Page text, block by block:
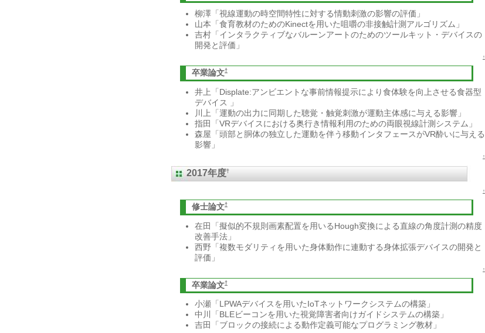
柳澤「視線運動の時空間特性に対する情動刺激の影響の評価」
山本「食育教材のためのKinectを用いた咀嚼の非接触計測アルゴリズム」
吉村「インタラクティブなバルーンアートのためのツールキット・デバイスの
開発と評価」
↑
卒業論文†
井上「Displate:アンビエントな事前情報提示により食体験を向上させる食器型
デバイス 」
川上「運動の出力に同期した聴覚・触覚刺激が運動主体感に与える影響」
指田「VRデバイスにおける奥行き情報利用のための両眼視線計測システム」
森屋「頭部と胴体の独立した運動を伴う移動 インタフェースがVR酔いに与える
影響」
↑
2017年度†
↑
修士論文†
在田「擬似的不規則画素配置を用いるHough変換による直線の角度計測の精度
改善手法」
西野「複数モダリティを用いた身体動作に連動する身体拡張デバイスの開発と
評価」
↑
卒業論文†
小瀬「LPWAデバイスを用いたIoTネットワークシステムの構築」
中川「BLEビーコンを用いた視覚障害者向けガイドシステムの構築」
吉田「ブロックの接続による動作定義可能なプログラミング教材」